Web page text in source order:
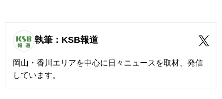
執筆：KSB報道
岡山・香川エリアを中心に日々ニュースを取材、発信
しています。